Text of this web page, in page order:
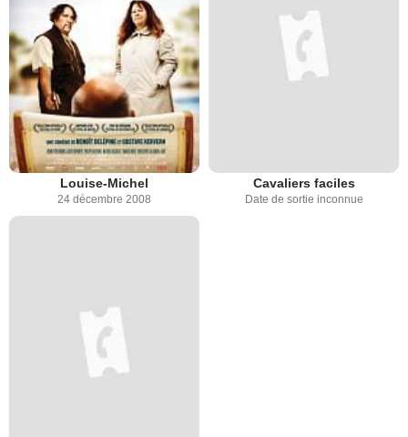
Louise-Michel
24 décembre 2008
Cavaliers faciles
Date de sortie inconnue